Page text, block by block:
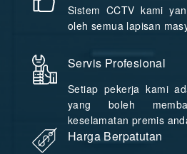
Sistem CCTV kami
oleh semua lapisan
Servis Profesional
Setiap pekerja kami
yang boleh
keselamatan premis
Harga Berpatutan